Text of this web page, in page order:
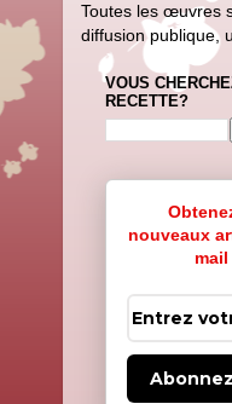
Toutes les œuvres
diffusion publique,
VOUS
RECETTE?
nouveaux
mail